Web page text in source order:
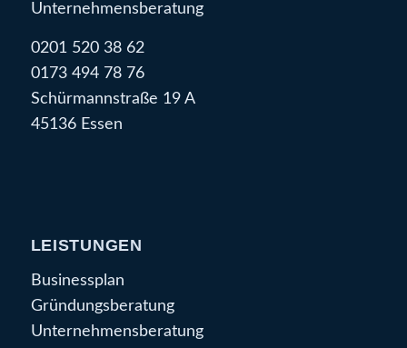
Unternehmensberatung
0201 520 38 62
0173 494 78 76
Schürmannstraße 19 A
45136 Essen
LEISTUNGEN
Businessplan
Gründungsberatung
Unternehmensberatung